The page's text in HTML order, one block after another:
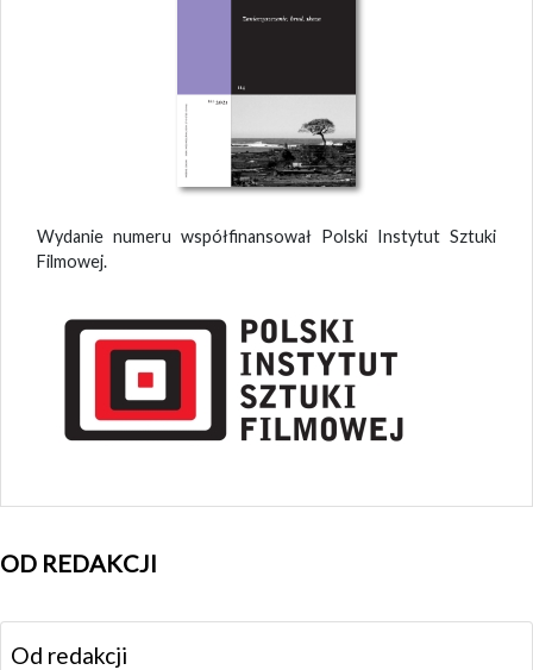
Wydanie numeru współfinansował Polski Instytut Sztuki
Filmowej.
OD REDAKCJI
Od redakcji